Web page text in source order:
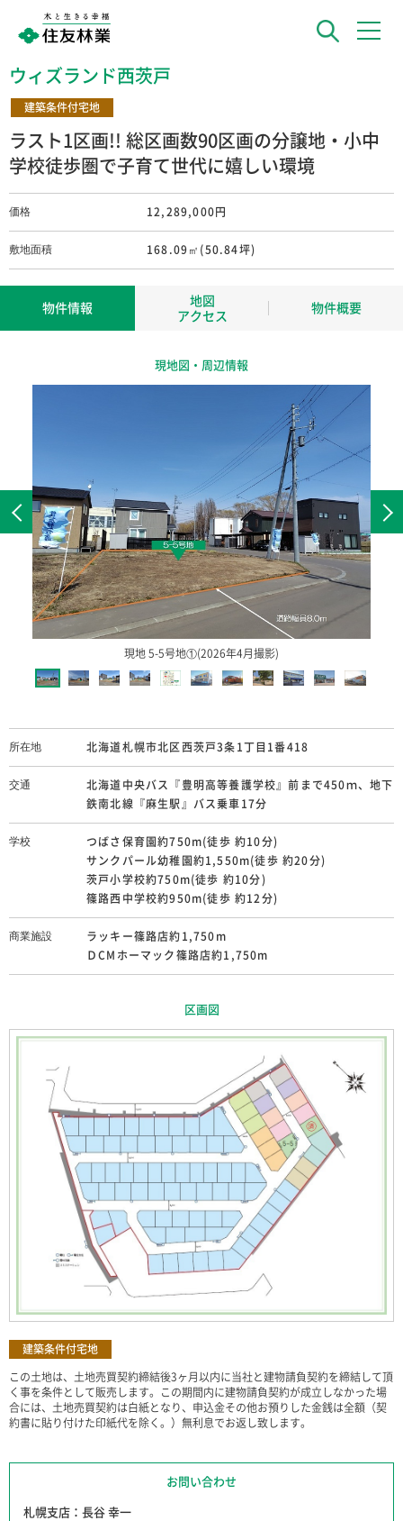
ウィズランド西茨戸
建築条件付宅地
ラスト1区画!! 総区画数90区画の分譲地・小中
学校徒歩圏で子育て世代に嬉しい環境
価格 12,289,000円
敷地面積 168.09㎡(50.84坪)
物件情報
地図
アクセス
物件概要
現地図・周辺情報
現地 5-5号地①(2026年4月撮影)
所在地 北海道札幌市北区西茨戸3条1丁目1番418
交通
北海道中央バス『豊明高等養護学校』前まで450ｍ、地下
鉄南北線『麻生駅』バス乗車17分
学校
つばさ保育園約750m(徒歩 約10分)
サンクパール幼稚園約1,550m(徒歩 約20分)
茨戸小学校約750m(徒歩 約10分)
篠路西中学校約950m(徒歩 約12分)
商業施設
ラッキー篠路店約1,750m
ＤCMホーマック篠路店約1,750m
区画図
所在地 北海道札幌市北区西茨戸3条1丁目1番418
北海道中央バス『豊明高等養護学校』前まで450ｍ、地下
サンクパール幼稚園約1,550m(徒歩 約20分)
篠路西中学校約950m(徒歩 約12分)
ＤCMホーマック篠路店約1,750m
北海道札幌市北区西茨戸3条1丁目1
北海道中央バス『豊明高等養護学
校』前まで450ｍ、地下鉄南北線
『麻生駅』バス乗車17分
敷地面積 168.09㎡(50.84坪)
建物面積 −
12,289,000円
最多価格帯
1区画
分譲区分 建築条件付宅地
建築年月 −
無
宅地
用途地域 第一種低層住居専用地域
80％
道路幅員 8.0m(公道：アスファルト舗装)
開発総面積
(場合により開発許可No)
主たる設備等 上下水道・都市ガス・北海道電力
価格のほかに施設等に関する費用
を要するときは、その旨及びその
◆水道加入金：61,600円税込
(13㎜)／設計・検査手数料：
11,600円非課税
へお尋ね下さい。
建築条件付宅地
この土地は、土地売買契約締結後3ヶ月以内に当社と建物請負契約を締結して頂
く事を条件として販売します。この期間内に建物請負契約が成立しなかった場
合には、土地売買契約は白紙となり、申込金その他お預りした金銭は全額（契
約書に貼り付けた印紙代を除く。）無利息でお返し致します。
お問い合わせ
札幌支店
長谷 幸一